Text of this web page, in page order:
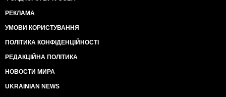
РЕКЛАМА
УМОВИ КОРИСТУВАННЯ
ПОЛІТИКА КОНФІДЕНЦІЙНОСТІ
РЕДАКЦІЙНА ПОЛІТИКА
НОВОСТИ МИРА
UKRAINIAN NEWS